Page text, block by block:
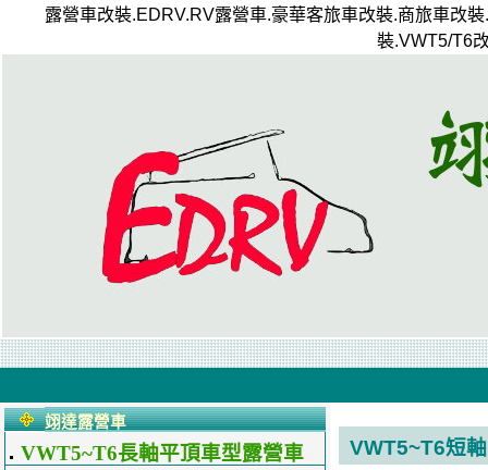
露營車改裝.EDRV.RV露營車.豪華客旅車改裝.商旅車改
裝.VWT5/T6
翊達露營車
VWT5~T6長軸平頂車型露營車
VWT5~T6短